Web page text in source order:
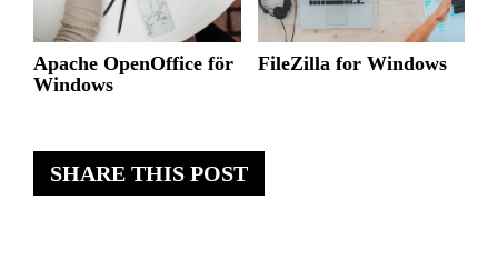
SHARE THIS POST
Apache OpenOffice för
Windows
FileZilla for Windows